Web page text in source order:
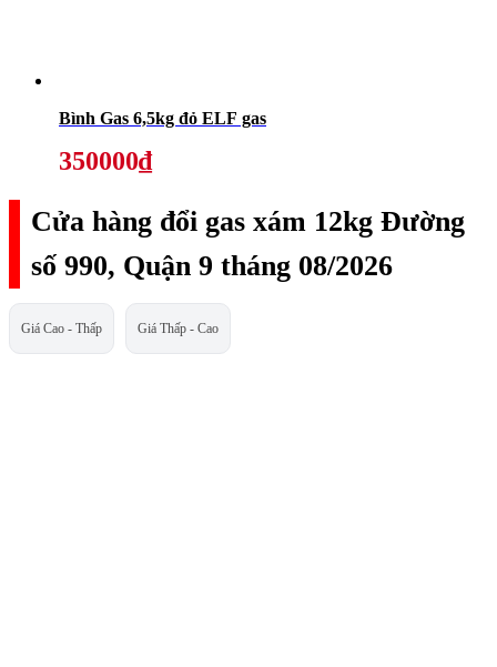
Bình Gas 6,5kg đỏ ELF gas
350000₫
Cửa hàng đổi gas xám 12kg Đường
số 990, Quận 9 tháng 08/2026
Giá Cao - Thấp Giá Thấp - Cao